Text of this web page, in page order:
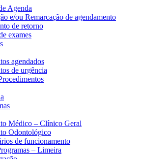
Agenda
e/ou Remarcação de agendamento
de retorno
exames
agendados
de urgência
Médico – Clínico Geral
Odontológico
de funcionamento
– Limeira